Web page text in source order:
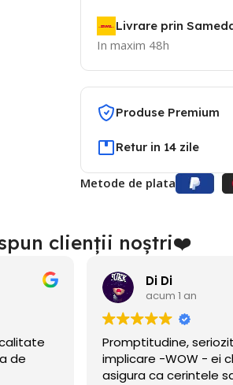
Livrare prin
In maxim 48h
Produse Premium
Retur in 14 zile
Metode de plata
clienții noștri❤️
și
se
acum 1 an
Am găsit acest site
nu de mult se
eram în căutare de